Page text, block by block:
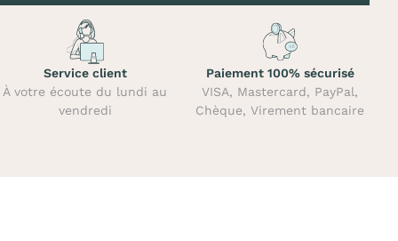
Service client
À votre écoute du lundi au
vendredi
Paiement 100% sécurisé
VISA, Mastercard, PayPal,
Chèque, Virement bancaire